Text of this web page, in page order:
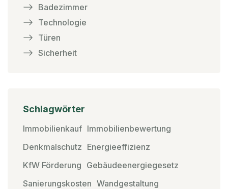
Badezimmer
Technologie
Türen
Sicherheit
Schlagwörter
Immobilienkauf Immobilienbewertung
Denkmalschutz Energieeffizienz
KfW Förderung Gebäudeenergiegesetz
Sanierungskosten Wandgestaltung